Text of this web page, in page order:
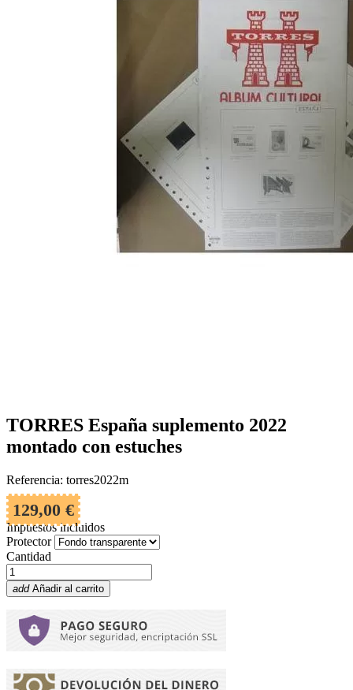
TORRES España suplemento 2022
montado con estuches
Referencia: torres2022m
129,00 €
Impuestos incluidos
Protector
Cantidad
add Añadir al carrito